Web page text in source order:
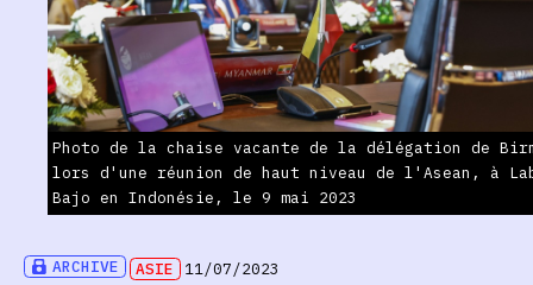
ARCHIVE ASIE 11/07/2023
Photo de la chaise vacante de la délégation de
lors d'une réunion de haut niveau de l'Asean, à
Bajo en Indonésie, le 9 mai 2023